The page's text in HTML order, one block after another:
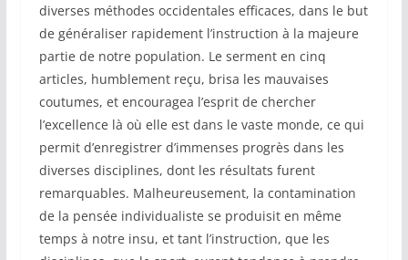
diverses méthodes occidentales efficaces, dans le but
de généraliser rapidement l’instruction à la majeure
partie de notre population. Le serment en cinq
articles, humblement reçu, brisa les mauvaises
coutumes, et encouragea l’esprit de chercher
l’excellence là où elle est dans le vaste monde, ce qui
permit d’enregistrer d’immenses progrès dans les
diverses disciplines, dont les résultats furent
remarquables. Malheureusement, la contamination
de la pensée individualiste se produisit en même
temps à notre insu, et tant l’instruction, que les